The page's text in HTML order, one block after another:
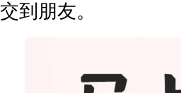
交到朋友。